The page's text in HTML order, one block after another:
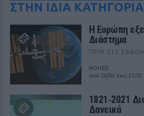
ΣΤΗΝ ΙΔΙΑ ΚΑΤΗΓΟΡΙΑ
Η Ευρώπη
Διάστημα
ΠΡΙΝ 233
ΝΟΗΣΙΣ
από 26/02 έως 27/02
1821‑2021
Δανεικά